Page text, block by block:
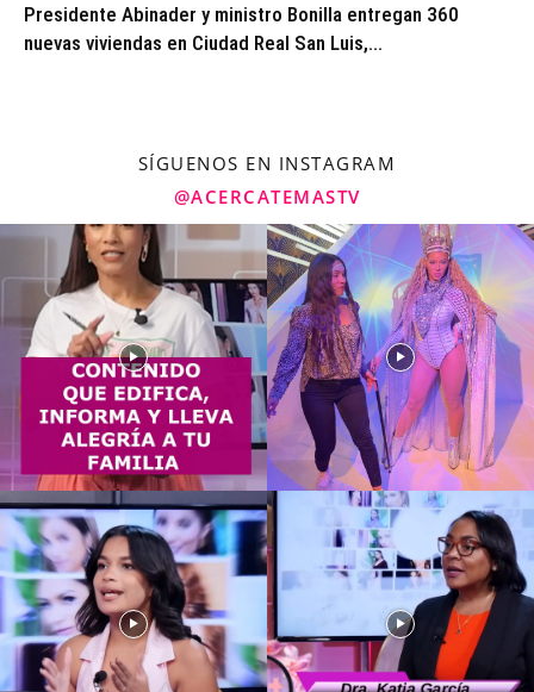
Presidente Abinader y ministro Bonilla entregan 360
nuevas viviendas en Ciudad Real San Luis,...
SÍGUENOS EN INSTAGRAM
@ACERCATEMASTV